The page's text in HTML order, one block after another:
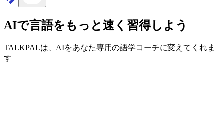
AIで言語をもっと速く習得しよう
TALKPALは、AIをあなた専用の語学コーチに変えてくれま
す